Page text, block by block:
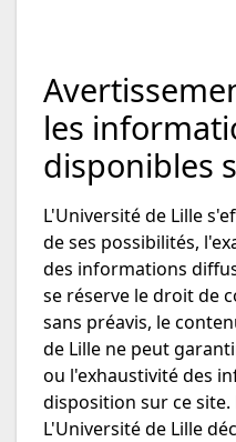
les
disponibles
L'Université de Lille
de ses possibilités,
des informations
se réserve le droit de
sans préavis, le
de Lille ne peut
ou l'exhaustivité des
disposition sur ce site.
L'Université de Lille